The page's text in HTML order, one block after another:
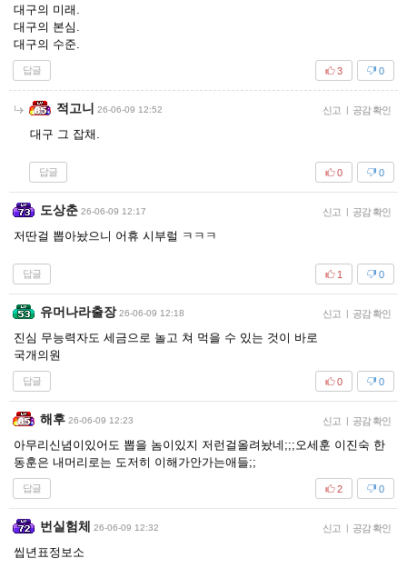
대구의 미래.
대구의 본심.
대구의 수준.
답글 0
3
적고니 26-06-09 12:52 신고 | 공감 확인
대구 그 잡채.
답글 0
0
도상춘 26-06-09 12:17 신고 | 공감 확인
저딴걸 뽑아놨으니 어휴 시부럴 ㅋㅋㅋ
답글 0
1
유머나라출장 26-06-09 12:18 신고 | 공감 확인
진심 무능력자도 세금으로 놀고 쳐 먹을 수 있는 것이 바로
국개의원
답글 0
0
해후 26-06-09 12:23 신고 | 공감 확인
아무리신념이있어도 뽑을 놈이있지 저런걸올려놨네;;;오세훈 이진숙 한
동훈은 내머리로는 도저히 이해가안가는애들;;
답글 0
2
번실험체 26-06-09 12:32 신고 | 공감 확인
씹년표정보소